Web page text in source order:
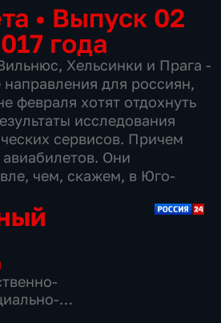
• Выпуск 02
года
Хельсинки и Прага -
для россиян,
февраля хотят отдохнуть
исследования
сервисов. Причем
авиабилетов. Они
чем, скажем, в Юго-